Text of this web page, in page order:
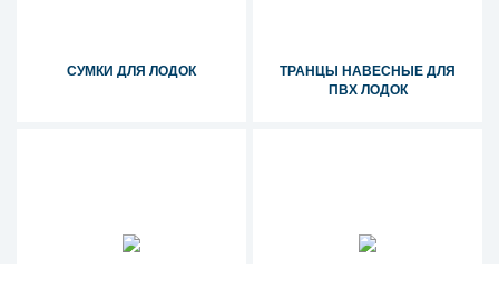
СУМКИ ДЛЯ ЛОДОК
ТРАНЦЫ НАВЕСНЫЕ ДЛЯ
ПВХ ЛОДОК